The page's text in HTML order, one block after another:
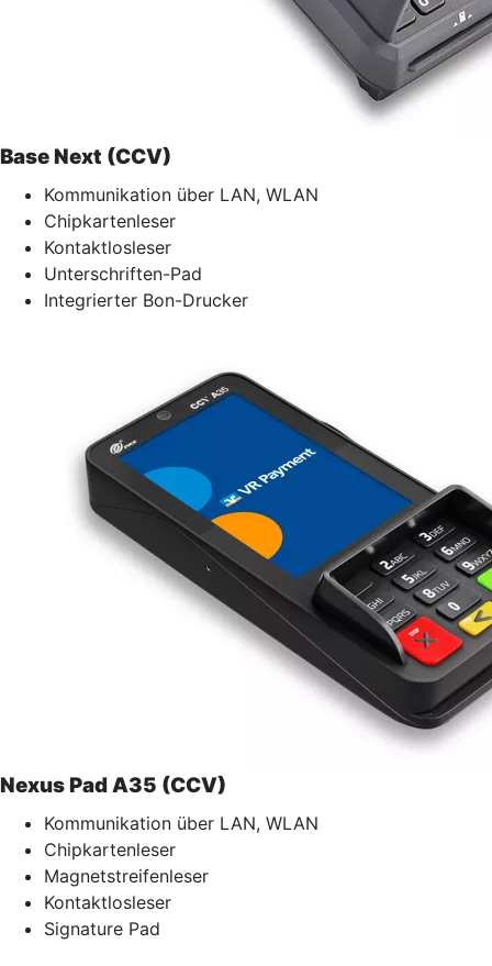
Base Next (CCV)
Kommunikation über LAN, WLAN
Chipkartenleser
Kontaktlosleser
Unterschriften-Pad
Integrierter Bon-Drucker
Nexus Pad A35 (CCV)
Kommunikation über LAN, WLAN
Chipkartenleser
Magnetstreifenleser
Kontaktlosleser
Signature Pad